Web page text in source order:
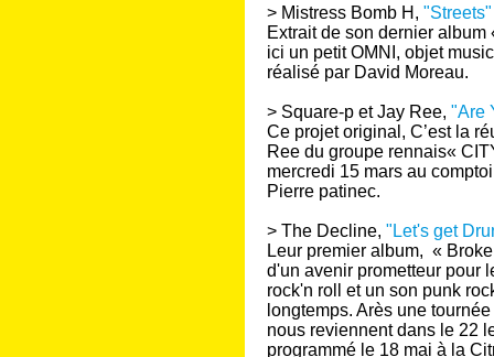
> Mistress Bomb H, "Streets"
Extrait de son dernier
ici un petit OMNI, objet
réalisé par David Moreau.
> Square-p et Jay Ree, "Are
Ce projet original, C’est la
Ree du groupe rennais«
mercredi 15 mars au
Pierre patinec.
> The Decline, "Let's get
Leur premier album, «
d'un avenir prometteur pour
rock'n roll et un son punk
longtemps. Arès une
nous reviennent dans le 22
programmé le 18 mai à la